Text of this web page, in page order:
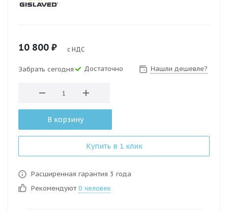
10 800 ₽ с НДС
Забрать сегодня Достаточно Нашли дешевле?
В корзину
Купить в 1 клик
Расширенная гарантия 3 года
Рекомендуют 0 человек